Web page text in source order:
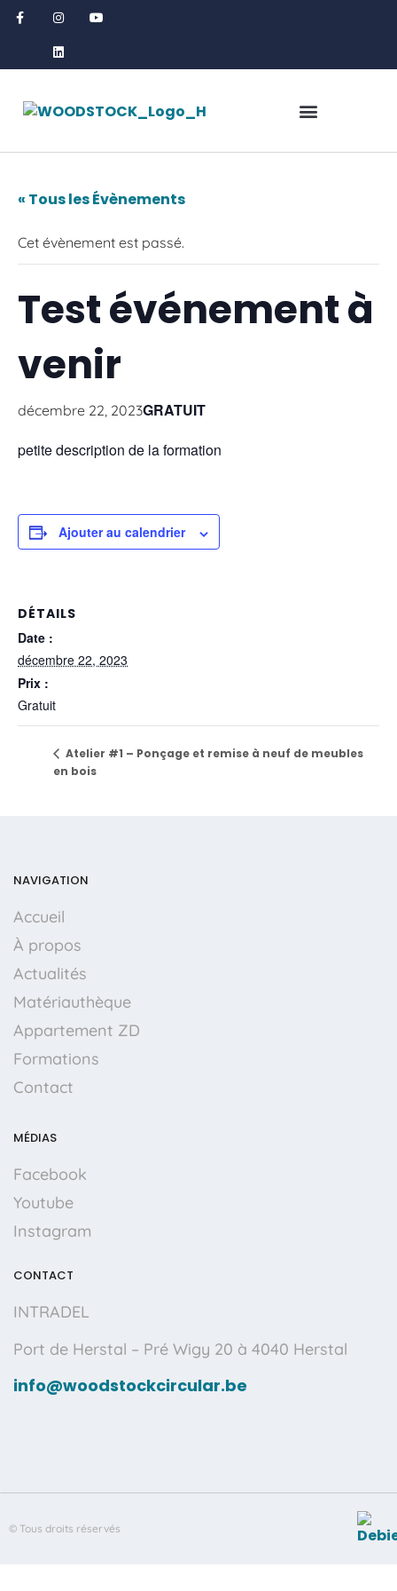
« Tous les Évènements
Cet évènement est passé.
Test événement à
venir
décembre 22, 2023GRATUIT
petite description de la formation
Ajouter au calendrier
DÉTAILS
Date :
décembre 22, 2023
Prix :
Gratuit
Atelier #1 – Ponçage et remise à neuf de meubles
en bois
NAVIGATION
Accueil
À propos
Actualités
Matériauthèque
Appartement ZD
Formations
Contact
MÉDIAS
Facebook
Youtube
Instagram
CONTACT
INTRADEL
Port de Herstal – Pré Wigy 20 à 4040 Herstal
info@woodstockcircular.be
© Tous droits réservés